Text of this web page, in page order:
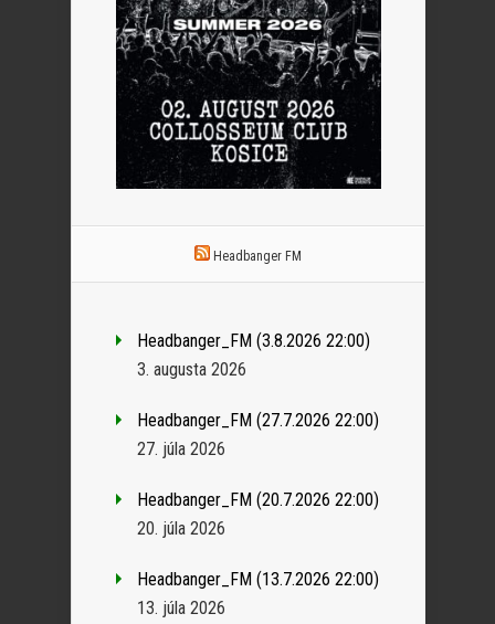
Headbanger FM
Headbanger_FM (3.8.2026 22:00)
3. augusta 2026
Headbanger_FM (27.7.2026 22:00)
27. júla 2026
Headbanger_FM (20.7.2026 22:00)
20. júla 2026
Headbanger_FM (13.7.2026 22:00)
13. júla 2026